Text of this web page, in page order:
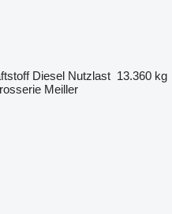
Diesel Nutzlast 13.360 kg
Meiller